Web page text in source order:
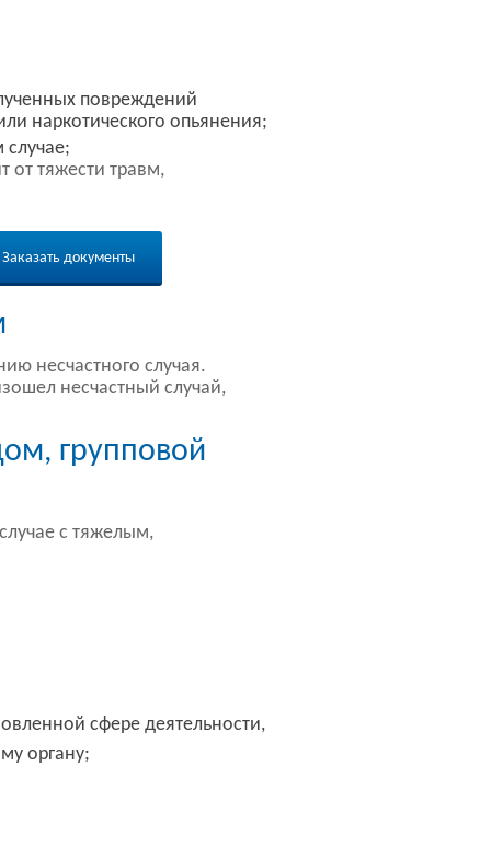
повреждений
наркотического опьянения;
от тяжести травм,
Заказать документы
несчастного случая.
несчастный случай,
групповой
с тяжелым,
сфере деятельности,
органу;